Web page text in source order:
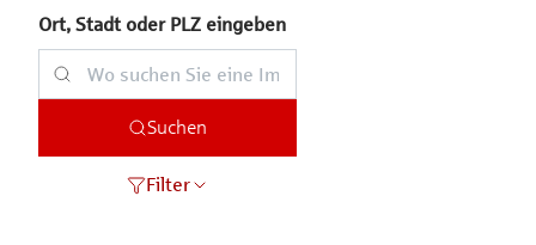
Ort, Stadt oder PLZ eingeben
Suchen
Filter